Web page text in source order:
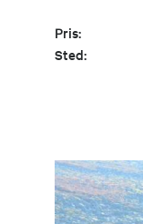
Pris:
Sted: